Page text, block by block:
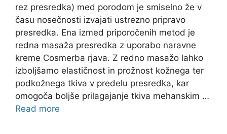
rez presredka) med porodom je smiselno že v
času nosečnosti izvajati ustrezno pripravo
presredka. Ena izmed priporočenih metod je
redna masaža presredka z uporabo naravne
kreme Cosmerba rjava. Z redno masažo lahko
izboljšamo elastičnost in prožnost kožnega ter
podkožnega tkiva v predelu presredka, kar
omogoča boljše prilagajanje tkiva mehanskim …
Read more